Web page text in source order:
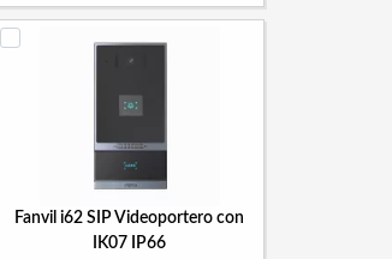
Fanvil i62 SIP Videoportero con
IK07 IP66